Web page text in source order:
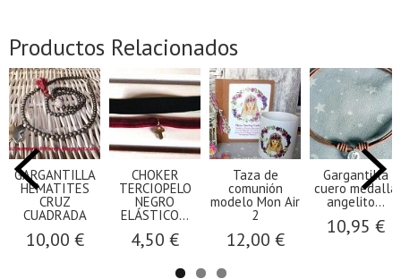
Productos Relacionados
GARGANTILLA
HEMATITES
CRUZ
CUADRADA
10,00 €
CHOKER
TERCIOPELO
NEGRO
ELÁSTICO...
4,50 €
Taza de
comunión
modelo Mon Air
2
12,00 €
Gargantilla
cuero medalla
angelito...
10,95 €